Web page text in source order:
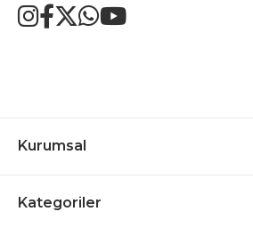
Kurumsal
Kategoriler